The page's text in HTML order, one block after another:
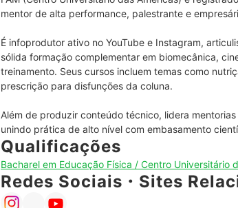
mentor de alta performance, palestrante e
É infoprodutor ativo no YouTube e Instagram,
sólida formação complementar em biomecânica,
treinamento. Seus cursos incluem temas como
prescrição para disfunções da coluna.
Além de produzir conteúdo técnico, lidera
unindo prática de alto nível com embasamento
Qualificações
Bacharel em Educação Física / Centro Universitário
Redes Sociais・Sites